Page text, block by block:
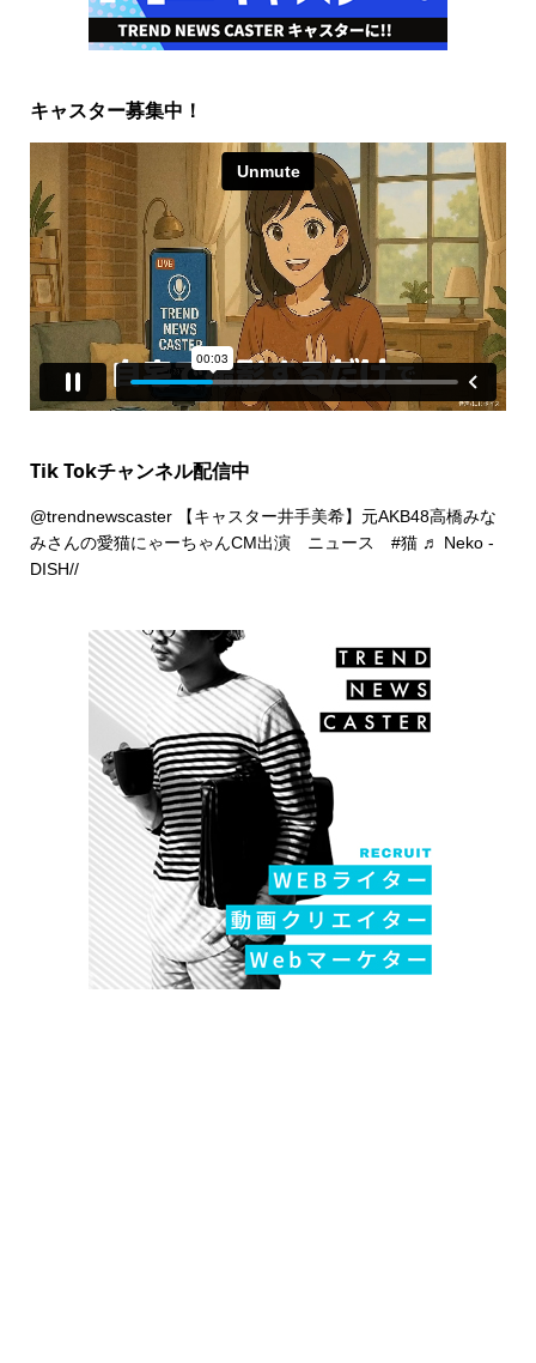
キャスター募集中！
Tik Tokチャンネル配信中
@trendnewscaster【キャスター井手美希】元AKB48高橋みな
みさんの愛猫にゃーちゃんCM出演 ニュース #猫 ♬ Neko -
DISH//